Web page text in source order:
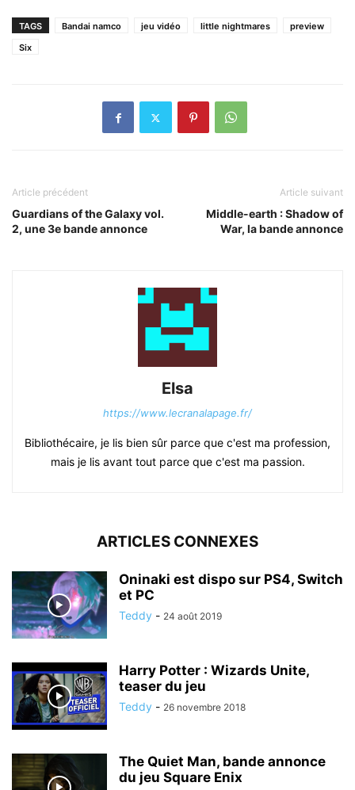
TAGS Bandai namco jeu vidéo little nightmares
preview
Six
Article précédent
Guardians of the Galaxy vol.
2, une 3e bande annonce
Article suivant
Middle-earth : Shadow of
War, la bande annonce
Elsa
https://www.lecranalapage.fr/
Bibliothécaire, je lis bien sûr parce que c'est ma profession,
mais je lis avant tout parce que c'est ma passion.
ARTICLES CONNEXES
Oninaki est dispo sur PS4, Switch
et PC
Teddy - 24 août 2019
Harry Potter : Wizards Unite,
teaser du jeu
Teddy - 26 novembre 2018
The Quiet Man, bande annonce
du jeu Square Enix